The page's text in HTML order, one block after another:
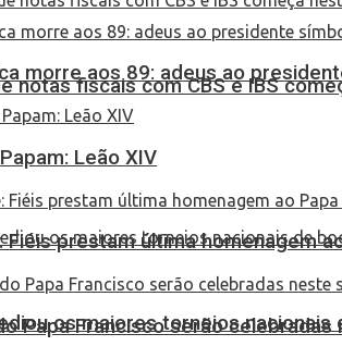
notas fiscais com CBS e IBS
os maiores torneios
morre aos 89: adeus ao
Leão XIV
Fiéis prestam última homenagem
Papa Francisco serão